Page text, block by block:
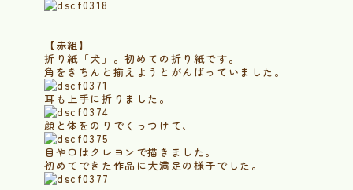
【赤組】
折り紙「犬」。初めての折り紙です。
角をきちんと揃えようとがんばっていました。
耳も上手に折りました。
顔と体をのりでくっつけて、
目や口はクレヨンで描きました。
初めてできた作品に大満足の様子でした。